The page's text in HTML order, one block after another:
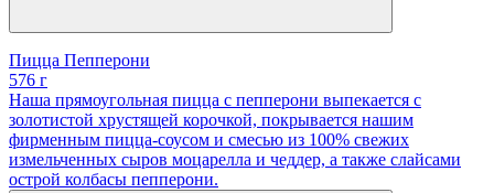
Пицца Пепперони
576 г
Наша прямоугольная пицца с пепперони выпекается с
золотистой хрустящей корочкой, покрывается нашим
фирменным пицца-соусом и смесью из 100% свежих
измельченных сыров моцарелла и чеддер, а также слайсами
острой колбасы пепперони.